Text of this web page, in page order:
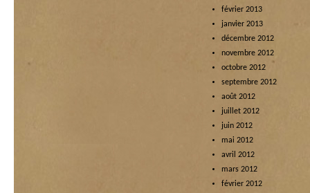
février 2013
janvier 2013
décembre 2012
novembre 2012
octobre 2012
septembre 2012
août 2012
juillet 2012
juin 2012
mai 2012
avril 2012
mars 2012
février 2012